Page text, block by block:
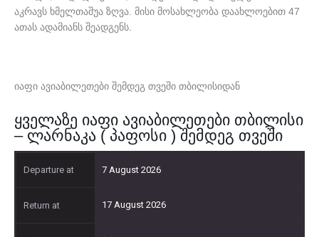
აკრავს ხმელთაშუა ზღვა. მისი მოსახლეობა დაახლოებით 47
ათას ადამიანს შეადგენს.
იაფი ავიაბილეთები შემდეგ თვეში თბილისიდან
ყველაზე იაფი ავიაბილეთები თბილისი
– ლარნაკა ( პაფოსი ) შემდეგ თვეში
7 August 2026
17 August 2026